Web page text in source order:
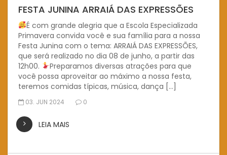
FESTA JUNINA ARRAIÁ DAS EXPRESSÕES
É com grande alegria que a Escola Especializada
Primavera convida você e sua família para a nossa
Festa Junina com o tema: ARRAIÁ DAS EXPRESSÕES,
que será realizado no dia 08 de junho, a partir das
12h00.
Preparamos diversas atrações para que
você possa aproveitar ao máximo a nossa festa,
teremos comidas típicas, música, dança […]
03. JUN 2024 0
LEIA MAIS